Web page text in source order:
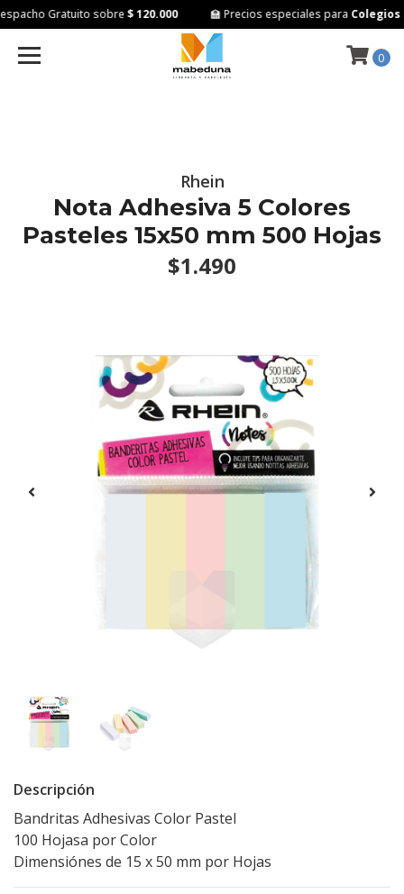
Gratuito sobre$ 120.000 🏫 Precios especiales paraColegios
0
Rhein
Nota Adhesiva 5 Colores
Pasteles 15x50 mm 500 Hojas
$1.490
Descripción
Bandritas Adhesivas Color Pastel
100 Hojasa por Color
Dimensiónes de 15 x 50 mm por Hojas